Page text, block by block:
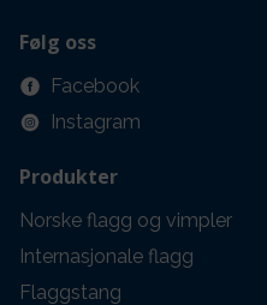
Følg oss
Facebook
Instagram
Produkter
Norske flagg og vimpler
Internasjonale flagg
Flaggstang